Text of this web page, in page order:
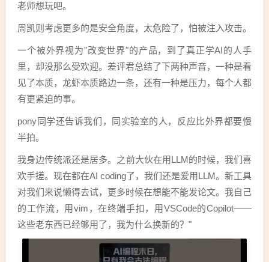
老师想玩吧。
周凯则考虑更多的是安全角度，太危险了，怕被注入攻击。
一个被外界视为"改变世界"的产品，到了真正学AI的人手
里，却没那么受欢迎。差评君总结了下两种声音，一种是看
见了本质，龙虾本质路边一条，还有一种是压力，每个人都
有更紧迫的事。
pony同学还告诉我们，同实验室的人，反应比外界都要慢
半拍。
我身边传统派还是居多。之前大伙在用LLM的时候，我们喜
欢手搓。现在都在AI coding了，我们还是爱用LLM。新工具
对我们来说懒得去试，更多时候在想能不能发论文。我自己
的工作流，用vim，在终端手扣，用VSCode的Copilot——
这些老东西已经够用了，我为什么换新的？"